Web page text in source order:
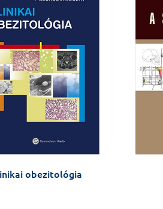
obezitológia